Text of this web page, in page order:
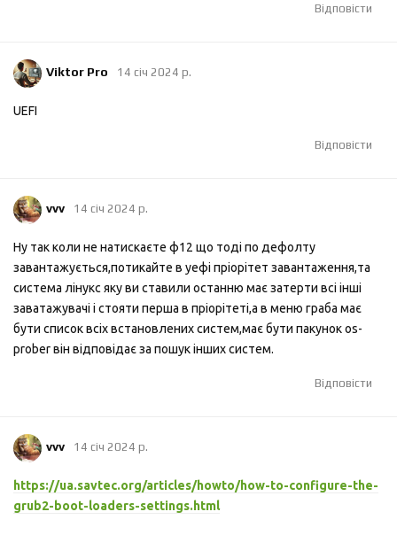
Відповісти
Viktor Pro 14 січ 2024 р.
UEFI
Відповісти
vvv 14 січ 2024 р.
Ну так коли не натискаєте ф12 що тоді по дефолту
завантажується,потикайте в уефі пріорітет завантаження,та
система лінукс яку ви ставили останню має затерти всі інші
заватажувачі і стояти перша в пріорітеті,а в меню граба має
бути список всіх встановлених систем,має бути пакунок os-
prober він відповідає за пошук інших систем.
Відповісти
vvv 14 січ 2024 р.
https://ua.savtec.org/articles/howto/how-to-configure-the-
grub2-boot-loaders-settings.html